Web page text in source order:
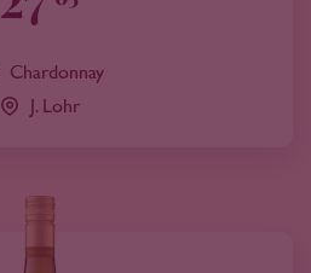
Chardonnay
J. Lohr